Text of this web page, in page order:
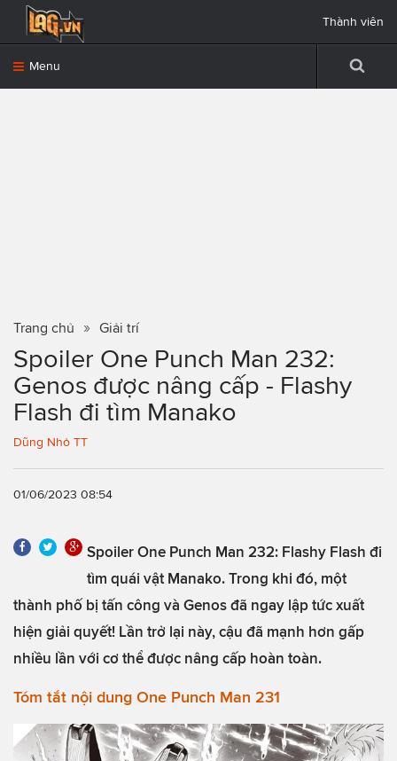
Menu
Thành viên
Trang chủ Giải trí
Spoiler One Punch Man 232:
Genos được nâng cấp - Flashy
Flash đi tìm Manako
Dũng Nhỏ TT
01/06/2023 08:54
Spoiler One Punch Man 232: Flashy Flash đi
tìm quái vật Manako. Trong khi đó, một
thành phố bị tấn công và Genos đã ngay lập tức xuất
hiện giải quyết! Lần trở lại này, cậu đã mạnh hơn gấp
nhiều lần với cơ thể được nâng cấp hoàn toàn.
Tóm tắt nội dung One Punch Man 231